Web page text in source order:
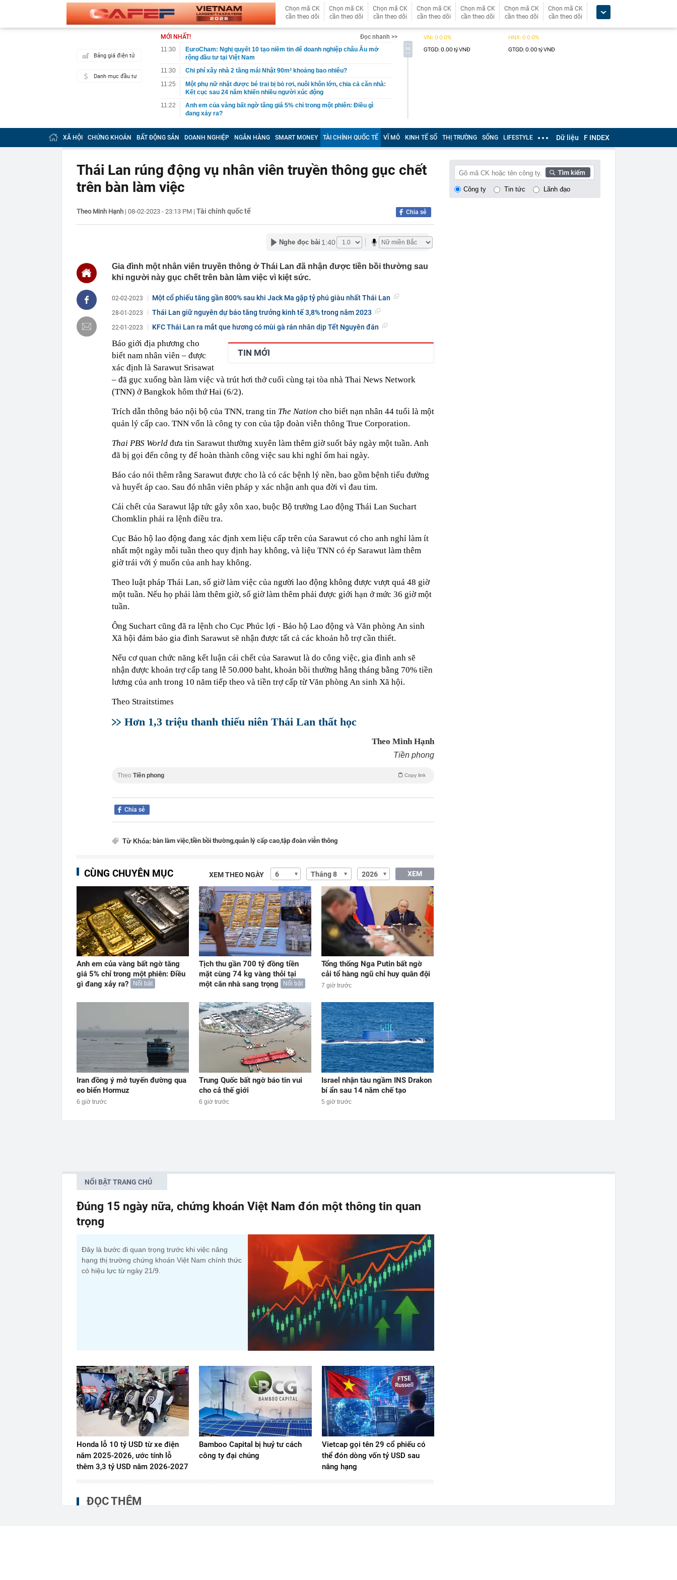
Chọn mã CK
cần theo dõi
Chọn mã CK
cần theo dõi
Chọn mã CK
cần theo dõi
Chọn mã CK
cần theo dõi
Chọn mã CK
cần theo dõi
Chọn mã CK
cần theo dõi
Chọn mã CK
cần theo dõi
Bảng giá điện tử
Danh mục đầu tư
MỚI NHẤT!
Đọc nhanh >>
11:30
EuroCham: Nghị quyết 10 tạo niềm tin để doanh nghiệp châu Âu mở
rộng đầu tư tại Việt Nam
11:30
Chi phí xây nhà 2 tầng mái Nhật 90m² khoảng bao nhiêu?
11:25
Một phụ nữ nhặt được bé trai bị bỏ rơi, nuôi khôn lớn, chia cả căn nhà:
Kết cục sau 24 năm khiến nhiều người xúc động
11:22
Anh em của vàng bất ngờ tăng giá 5% chỉ trong một phiên: Điều gì
đang xảy ra?
11:22
Đề xuất phương án NGHỈ TẾT NGUYÊN ĐÁN ĐINH MÙI, NGHỈ LỄ
QUỐC KHÁNH 2027
11:21
Phong tỏa khu vực, thu giữ 266 hiện vật vàng trị giá hơn 26 tỷ đồng do
11:18
Lý do Suneo không thể thay thế trong Doraemon
11:16
11:13
Bất ngờ 3 chiếc iPhone cũ được cho là “đáng mua nhất” hiện nay
mua, đến người bán còn ngại ăn
Tổng thống Nga Putin bất ngờ cải tổ hàng ngũ chỉ huy quân đội
Bắc Ninh
11:03
Ngày 7 tháng 8 là mùa thu, hãy nhớ ăn 2 món từ "2 loại rau vàng", nếu
không bạn sẽ phải đợi đến năm sau!
11:02
PNJ triệu tập đại hội đồng cổ đông bất thường
11:00
Chính phủ đề xuất hơn 288 nghìn tỷ làm đường Vành đai 5 - Vùng Thủ
đô qua 7 địa phương
7 câu hỏi nên tự trả lời trước khi mua vàng
11:00
Thống nhất làm đường hầm Tam Đảo gần 5.800 tỷ đồng
10:58
Bên trong công trường dự án nâng cấp sân bay Cà Mau
XÃ HỘI CHỨNG KHOÁN BẤT ĐỘNG SẢN DOANH NGHIỆP NGÂN HÀNG SMART MONEY TÀI CHÍNH QUỐC TẾ VĨ MÔ KINH TẾ SỐ THỊ TRƯỜNG SỐNG LIFESTYLE Dữ liệu F INDEX
Thái Lan rúng động vụ nhân viên truyền thông gục chết
trên bàn làm việc
Theo Minh Hạnh | 08-02-2023 - 23:13 PM | Tài chính quốc tế Chia sẻ
Nghe đọc bài 1:40
Gia đình một nhân viên truyền thông ở Thái Lan đã nhận được tiền bồi thường sau
khi người này gục chết trên bàn làm việc vì kiệt sức.
02-02-2023 Một cổ phiếu tăng gần 800% sau khi Jack Ma gặp tỷ phú giàu nhất Thái Lan
28-01-2023 Thái Lan giữ nguyên dự báo tăng trưởng kinh tế 3,8% trong năm 2023
22-01-2023 KFC Thái Lan ra mắt que hương có mùi gà rán nhân dịp Tết Nguyên đán
TIN MỚI
Báo giới địa phương cho
biết nam nhân viên – được
xác định là Sarawut Srisawat
– đã gục xuống bàn làm việc và trút hơi thở cuối cùng tại tòa nhà Thai News Network
(TNN) ở Bangkok hôm thứ Hai (6/2).
Trích dẫn thông báo nội bộ của TNN, trang tin The Nation cho biết nạn nhân 44 tuổi là một
quản lý cấp cao. TNN vốn là công ty con của tập đoàn viễn thông True Corporation.
Thai PBS World đưa tin Sarawut thường xuyên làm thêm giờ suốt bảy ngày một tuần. Anh
đã bị gọi đến công ty để hoàn thành công việc sau khi nghỉ ốm hai ngày.
Báo cáo nói thêm rằng Sarawut được cho là có các bệnh lý nền, bao gồm bệnh tiểu đường
và huyết áp cao. Sau đó nhân viên pháp y xác nhận anh qua đời vì đau tim.
Cái chết của Sarawut lập tức gây xôn xao, buộc Bộ trưởng Lao động Thái Lan Suchart
Chomklin phải ra lệnh điều tra.
Cục Bảo hộ lao động đang xác định xem liệu cấp trên của Sarawut có cho anh nghỉ làm ít
nhất một ngày mỗi tuần theo quy định hay không, và liệu TNN có ép Sarawut làm thêm
giờ trái với ý muốn của anh hay không.
Theo luật pháp Thái Lan, số giờ làm việc của người lao động không được vượt quá 48 giờ
một tuần. Nếu họ phải làm thêm giờ, số giờ làm thêm phải được giới hạn ở mức 36 giờ một
tuần.
Ông Suchart cũng đã ra lệnh cho Cục Phúc lợi - Bảo hộ Lao động và Văn phòng An sinh
Xã hội đảm bảo gia đình Sarawut sẽ nhận được tất cả các khoản hỗ trợ cần thiết.
Nếu cơ quan chức năng kết luận cái chết của Sarawut là do công việc, gia đình anh sẽ
nhận được khoản trợ cấp tang lễ 50.000 baht, khoản bồi thường hằng tháng bằng 70% tiền
lương của anh trong 10 năm tiếp theo và tiền trợ cấp từ Văn phòng An sinh Xã hội.
Theo Straitstimes
Hơn 1,3 triệu thanh thiếu niên Thái Lan thất học
Theo Minh Hạnh
Tiền phong
Theo Tiền phong Copy link
Chia sẻ
Từ Khóa: bàn làm việc,tiền bồi thường,quản lý cấp cao,tập đoàn viễn thông
CÙNG CHUYÊN MỤC XEM THEO NGÀY XEM
Anh em của vàng bất ngờ tăng
giá 5% chỉ trong một phiên: Điều
gì đang xảy ra?
Nổi bật
Tịch thu gần 700 tỷ đồng tiền
mặt cùng 74 kg vàng thỏi tại
một căn nhà sang trọng
Nổi bật
Tổng thống Nga Putin bất ngờ
cải tổ hàng ngũ chỉ huy quân đội
7 giờ trước
Iran đồng ý mở tuyến đường qua
eo biển Hormuz
6 giờ trước
Trung Quốc bất ngờ báo tin vui
cho cả thế giới
6 giờ trước
Israel nhận tàu ngầm INS Drakon
bí ẩn sau 14 năm chế tạo
5 giờ trước
Công ty Tin tức Lãnh đạo
NỔI BẬT TRANG CHỦ
Đúng 15 ngày nữa, chứng khoán Việt Nam đón một thông tin quan
trọng
Đây là bước đi quan trọng trước khi việc nâng
hạng thị trường chứng khoán Việt Nam chính thức
có hiệu lực từ ngày 21/9.
Honda lỗ 10 tỷ USD từ xe điện
năm 2025-2026, ước tính lỗ
thêm 3,3 tỷ USD năm 2026-2027
Bamboo Capital bị huỷ tư cách
công ty đại chúng
Vietcap gọi tên 29 cổ phiếu có
thể đón dòng vốn tỷ USD sau
nâng hạng
ĐỌC THÊM